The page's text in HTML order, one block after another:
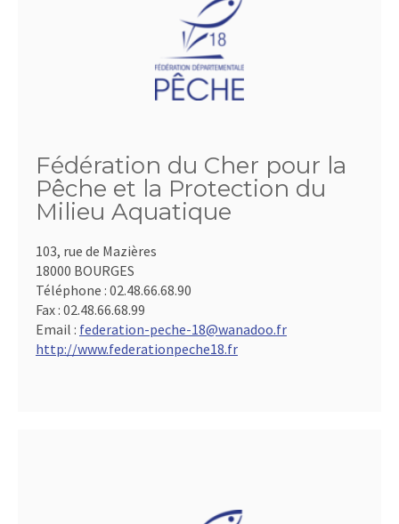
Fédération du Cher pour la
Pêche et la Protection du
Milieu Aquatique
103, rue de Mazières
18000 BOURGES
Téléphone : 02.48.66.68.90
Fax : 02.48.66.68.99
Email : federation-peche-18@wanadoo.fr
http://www.federationpeche18.fr